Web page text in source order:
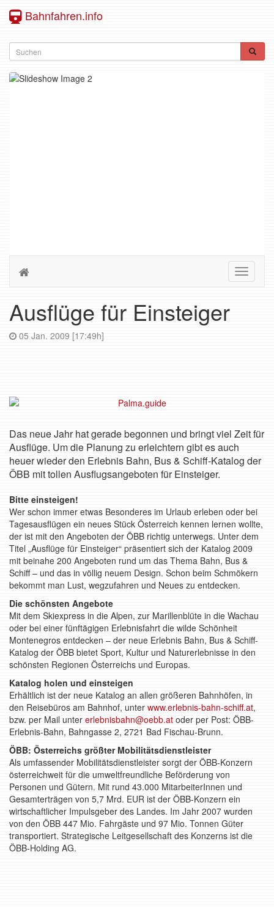
Bahnfahren.info
Toggle
Ausflüge für Einsteiger
05 Jan. 2009 [17:49h]
Das neue Jahr hat gerade begonnen und bringt viel Zeit für
Ausflüge. Um die Planung zu erleichtern gibt es auch
heuer wieder den Erlebnis Bahn, Bus & Schiff-Katalog der
ÖBB mit tollen Ausflugsangeboten für Einsteiger.
Bitte einsteigen!
Wer schon immer etwas Besonderes im Urlaub erleben oder bei
Tagesausflügen ein neues Stück Österreich kennen lernen wollte,
der ist mit den Angeboten der ÖBB richtig unterwegs. Unter dem
Titel „Ausflüge für Einsteiger“ präsentiert sich der Katalog 2009
mit beinahe 200 Angeboten rund um das Thema Bahn, Bus &
Schiff – und das in völlig neuem Design. Schon beim Schmökern
bekommt man Lust, wegzufahren und Neues zu entdecken.
Die schönsten Angebote
Mit dem Skiexpress in die Alpen, zur Marillenblüte in die Wachau
oder bei einer fünftägigen Erlebnisfahrt die wilde Schönheit
Montenegros entdecken – der neue Erlebnis Bahn, Bus & Schiff-
Katalog der ÖBB bietet Sport, Kultur und Naturerlebnisse in den
schönsten Regionen Österreichs und Europas.
Katalog holen und einsteigen
Erhältlich ist der neue Katalog an allen größeren Bahnhöfen, in
den Reisebüros am Bahnhof, unter www.erlebnis-bahn-schiff.at,
bzw. per Mail unter erlebnisbahn@oebb.at oder per Post: ÖBB-
Erlebnis-Bahn, Bahngasse 2, 2721 Bad Fischau-Brunn.
ÖBB: Österreichs größter Mobilitätsdienstleister
Als umfassender Mobilitätsdienstleister sorgt der ÖBB-Konzern
österreichweit für die umweltfreundliche Beförderung von
Personen und Gütern. Mit rund 43.000 MitarbeiterInnen und
Gesamterträgen von 5,7 Mrd. EUR ist der ÖBB-Konzern ein
wirtschaftlicher Impulsgeber des Landes. Im Jahr 2007 wurden
von den ÖBB 447 Mio. Fahrgäste und 97 Mio. Tonnen Güter
transportiert. Strategische Leitgesellschaft des Konzerns ist die
ÖBB-Holding AG.